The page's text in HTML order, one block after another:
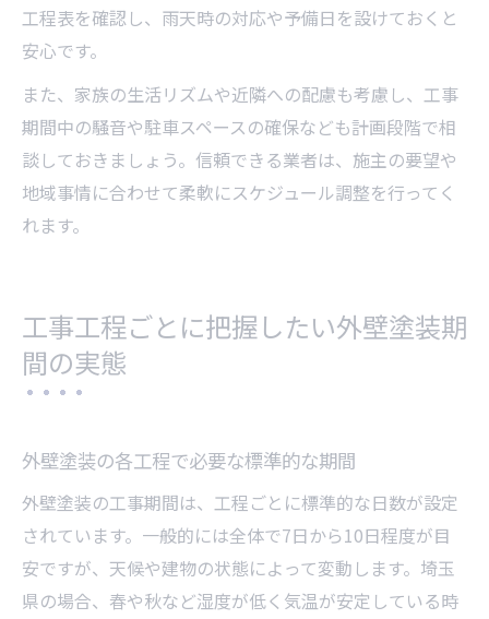
工程表を確認し、雨天時の対応や予備日を設けておくと
安心です。
また、家族の生活リズムや近隣への配慮も考慮し、工事
期間中の騒音や駐車スペースの確保なども計画段階で相
談しておきましょう。信頼できる業者は、施主の要望や
地域事情に合わせて柔軟にスケジュール調整を行ってく
れます。
工事工程ごとに把握したい外壁塗装期
間の実態
外壁塗装の各工程で必要な標準的な期間
外壁塗装の工事期間は、工程ごとに標準的な日数が設定
されています。一般的には全体で7日から10日程度が目
安ですが、天候や建物の状態によって変動します。埼玉
県の場合、春や秋など湿度が低く気温が安定している時